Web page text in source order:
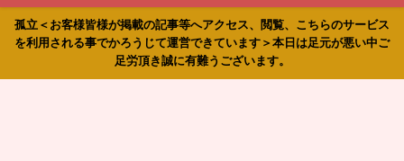
孤立＜お客様皆様が掲載の記事等へアクセス、閲覧、こちらのサービス
を利用される事でかろうじて運営できています＞本日は足元が悪い中ご
足労頂き誠に有難うございます。